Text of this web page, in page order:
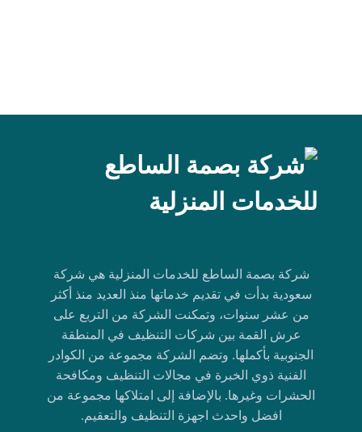
شركة بصمة الساطع للخدمات المنزلية هي شركة
سعودية بدأت في تقديم خدماتها منذ العديد منذ أكثر
من عشر سنوات، وتمكنت الشركة من التربع على
عرش القمة بين شركات التنظيف في المنطقة
الجنوبية بأكملها. وتضم الشركة مجموعة من الكوادر
الفنية ذوي الخبرة في مجالات التنظيف ومكافحة
الحشرات وغيرها. بالإضافة إلى امتلاكها مجموعة من
افضل واحدث اجهزة التنظيف والتعقيم.